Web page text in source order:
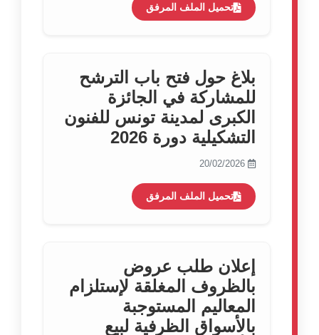
تحميل الملف المرفق
بلاغ حول فتح باب الترشح
للمشاركة في الجائزة
الكبرى لمدينة تونس للفنون
التشكيلية دورة 2026
تحميل الملف المرفق
إعلان طلب عروض
بالظروف المغلقة لإستلزام
المعاليم المستوجبة
بالأسواق الظرفية لبيع